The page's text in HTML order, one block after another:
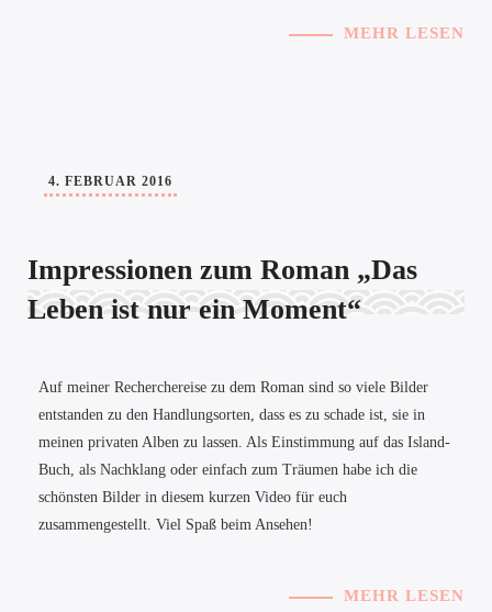
MEHR LESEN
4. FEBRUAR 2016
Impressionen zum Roman „Das
Leben ist nur ein Moment“
Auf meiner Recherchereise zu dem Roman sind so viele Bilder
entstanden zu den Handlungsorten, dass es zu schade ist, sie in
meinen privaten Alben zu lassen. Als Einstimmung auf das Island-
Buch, als Nachklang oder einfach zum Träumen habe ich die
schönsten Bilder in diesem kurzen Video für euch
zusammengestellt. Viel Spaß beim Ansehen!
MEHR LESEN